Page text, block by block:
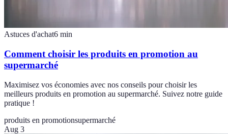
Astuces d'achat6 min
Comment choisir les produits en promotion au
supermarché
Maximisez vos économies avec nos conseils pour choisir les
meilleurs produits en promotion au supermarché. Suivez notre guide
pratique !
produits en promotionsupermarché
Aug 3